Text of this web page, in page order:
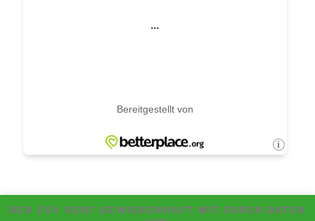
DER ESV GEHT GEWISSENHAFT MIT EUREN DATEN